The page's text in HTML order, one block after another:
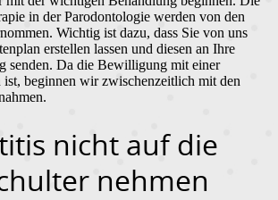
in der Parodontologie werden von den
Wichtig ist dazu, dass Sie von uns
erstellen lassen und diesen an Ihre
senden. Da die Bewilligung mit einer
ist, beginnen wir zwischenzeitlich mit den
nicht auf die
nehmen